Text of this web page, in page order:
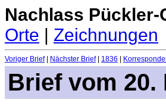
Nachlass
Orte | Zeichnungen
Voriger Brief| Nächster Brief| 1836
Brief vom 20.